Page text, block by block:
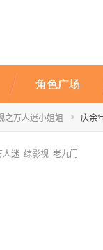
角色广场
之万人迷小姐姐 庆余
人迷 综影视 老九门